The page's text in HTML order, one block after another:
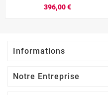
396,00 €
Informations
Notre Entreprise